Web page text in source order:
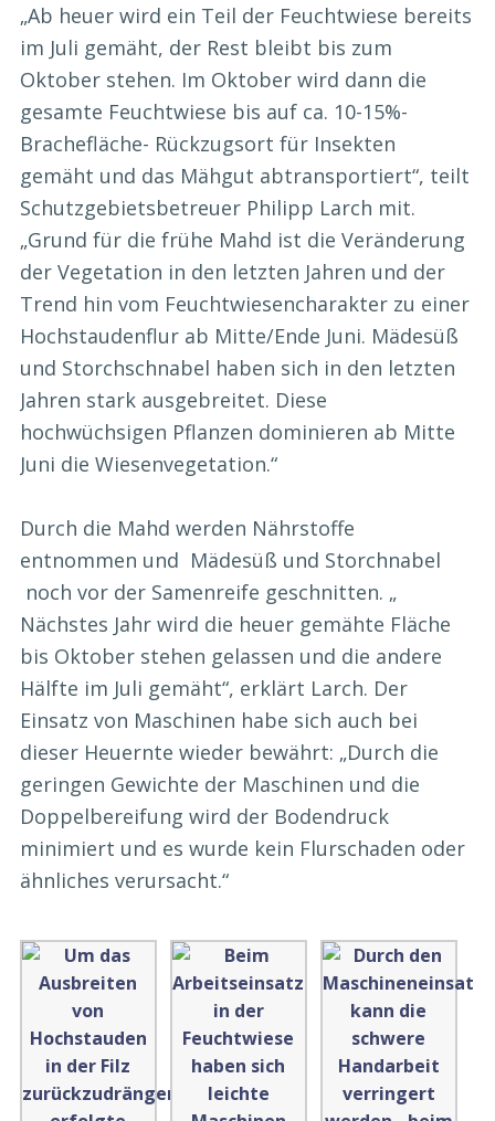
„Ab heuer wird ein Teil der Feuchtwiese bereits
im Juli gemäht, der Rest bleibt bis zum
Oktober stehen. Im Oktober wird dann die
gesamte Feuchtwiese bis auf ca. 10-15%-
Brachefläche- Rückzugsort für Insekten
gemäht und das Mähgut abtransportiert“, teilt
Schutzgebietsbetreuer Philipp Larch mit.
„Grund für die frühe Mahd ist die Veränderung
der Vegetation in den letzten Jahren und der
Trend hin vom Feuchtwiesencharakter zu einer
Hochstaudenflur ab Mitte/Ende Juni. Mädesüß
und Storchschnabel haben sich in den letzten
Jahren stark ausgebreitet. Diese
hochwüchsigen Pflanzen dominieren ab Mitte
Juni die Wiesenvegetation.“
Durch die Mahd werden Nährstoffe
entnommen und Mädesüß und Storchnabel
noch vor der Samenreife geschnitten. „
Nächstes Jahr wird die heuer gemähte Fläche
bis Oktober stehen gelassen und die andere
Hälfte im Juli gemäht“, erklärt Larch. Der
Einsatz von Maschinen habe sich auch bei
dieser Heuernte wieder bewährt: „Durch die
geringen Gewichte der Maschinen und die
Doppelbereifung wird der Bodendruck
minimiert und es wurde kein Flurschaden oder
ähnliches verursacht.“